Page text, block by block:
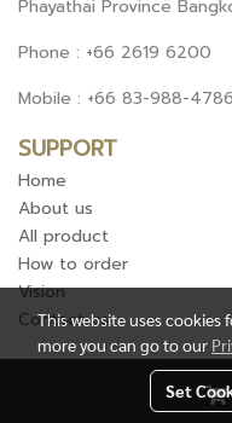
Phayathai Province
Phone : +66 2619 6200
Mobile : +66 83-988-
SUPPORT
Home
About us
All product
How to order
Vision
Contact us
Copy right by Bangkok
This website uses
more you can go to our
Set